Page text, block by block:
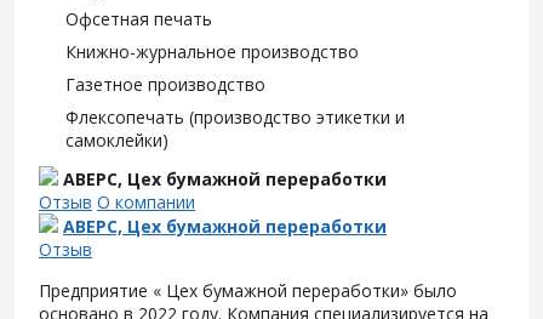
Офсетная печать
Книжно-журнальное производство
Газетное производство
Флексопечать (производство этикетки и
самоклейки)
АВЕРС, Цех бумажной переработки
Отзыв О компании
АВЕРС, Цех бумажной переработки
Отзыв
Предприятие « Цех бумажной переработки» было
основано в 2022 году. Компания специализируется на